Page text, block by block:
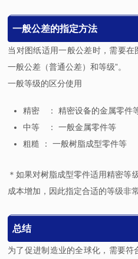
一般公差的指定方法
当对图纸适用一般公差时，需要在
一般公差（普通公差）和等级”。
一般等级的区分使用
精密 ： 精密设备的金属零件
中等 ： 一般金属零件等
粗糙 ： 一般树脂成型零件等
＊如果对树脂成型零件适用精密等
成本增加，因此指定合适的等级非常
总结
为了促进制造业的全球化，需要符